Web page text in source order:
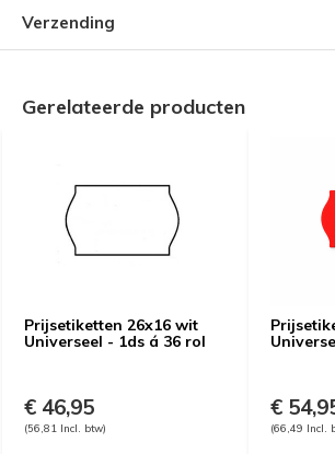
Verzending
Gerelateerde producten
Prijsetiketten 26x16 wit
Universeel - 1ds á 36 rol
€ 46,95
(56,81 Incl. btw)
€
(66,49 Incl.